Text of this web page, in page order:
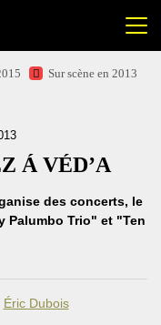
Sur scène en 2013
Á VÉD’A
des concerts, le
Palumbo Trio" et "Ten
Éric Dubois